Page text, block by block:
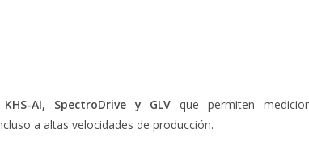
KHS-AI, SpectroDrive y GLV que permiten
a altas velocidades de producción.